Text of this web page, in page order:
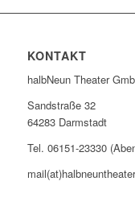
KONTAKT
halbNeun Theater
Sandstraße 32
64283 Darmstadt
Tel. 06151-23330